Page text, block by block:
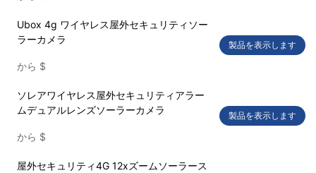
Ubox 4g ワイヤレス屋外セキュリティソー
ラーカメラ
から $
製品を表示します
ソレアワイヤレス屋外セキュリティアラー
ムデュアルレンズソーラーカメラ
から $
製品を表示します
屋外セキュリティ4G 12xズームソーラース